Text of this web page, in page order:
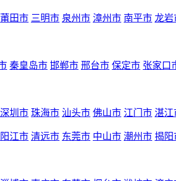
莆田市 三明市 泉州市 漳州市 南平市 龙岩
秦皇岛市 邯郸市 邢台市 保定市 张家口
深圳市 珠海市 汕头市 佛山市 江门市 湛江
阳江市 清远市 东莞市 中山市 潮州市 揭阳